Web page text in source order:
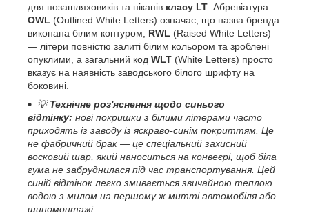
для позашляховиків та пікапів класу LT . Абревіатура
OWL (Outlined White Letters) означає, що назва бренда
виконана білим контуром, RWL (Raised White Letters)
— літери повністю залиті білим кольором та зроблені
опуклими, а загальний код WLT (White Letters) просто
вказує на наявність заводського білого шрифту на
боковині.
💡Технічне роз'яснення щодо синього
відтінку: нові покришки з білими літерами часто
приходять із заводу із яскраво-синім покриттям. Це
не фабричний брак — це спеціальний захисний
восковий шар, який наноситься на конвеєрі, щоб біла
гума не забруднилася під час транспортування. Цей
синій відтінок легко змивається звичайною теплою
водою з милом на першому ж митті автомобіля або
шиномонтажі.